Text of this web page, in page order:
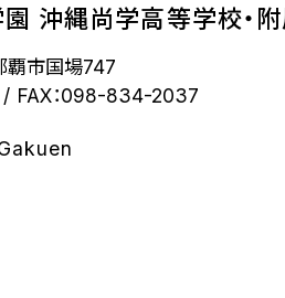
沖縄尚学高等学校・
市国場747
FAX：098-834-2037